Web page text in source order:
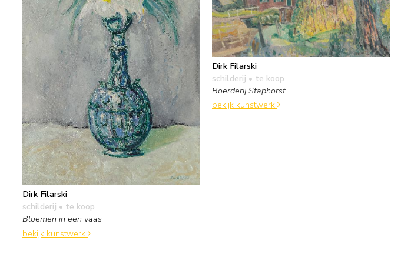
Dirk Filarski
schilderij • te koop
Bloemen in een vaas
bekijk kunstwerk
Dirk Filarski
schilderij • te koop
Boerderij Staphorst
bekijk kunstwerk